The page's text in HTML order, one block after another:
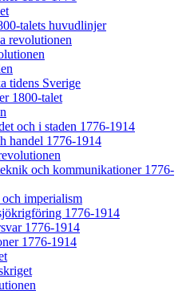
talets huvudlinjer
revolutionen
tidens Sverige
1800-talet
och i staden 1776-1914
handel 1776-1914
och kommunikationer 1776-
imperialism
1776-1914
1776-1914
1776-1914